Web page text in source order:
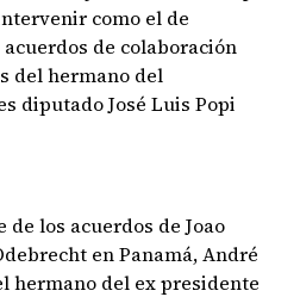
como el de
de colaboración
del hermano del
diputado José Luis Popi
los acuerdos de Joao
en Panamá, André
hermano del ex presidente